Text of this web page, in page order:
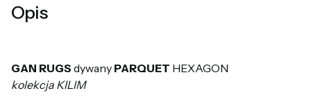
Opis
GAN RUGS dywany PARQUET HEXAGON
kolekcja KILIM